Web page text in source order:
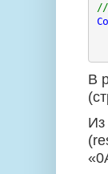
//
В
Из